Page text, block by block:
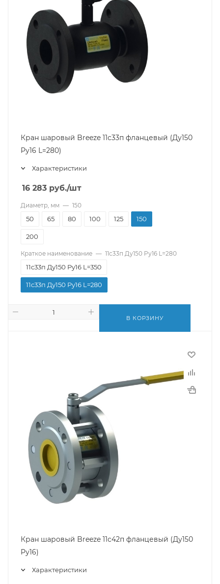
Кран шаровый Breeze 11с33п фланцевый (Ду150
Pу16 L=280)
Характеристики
16 283 руб./шт
Диаметр, мм — 150
50 65 80 100 125 150
200
Краткое наименование — 11с33п Ду150 Pу16 L=280
11с33п Ду150 Pу16 L=350
11с33п Ду150 Pу16 L=280
В КОРЗИНУ
Кран шаровый Breeze 11с42п фланцевый (Ду150
Pу16)
Характеристики